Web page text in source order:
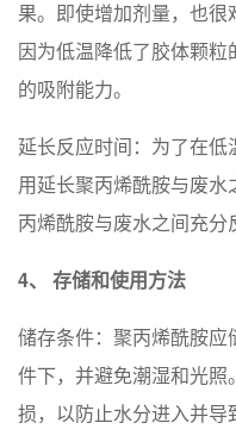
果。即使增加剂量，也
因为低温降低了胶体颗
的吸附能力。
延长反应时间：为了在
用延长聚丙烯酰胺与废
丙烯酰胺与废水之间充分
4、 存储和使用方法
储存条件：聚丙烯酰胺
件下，并避免潮湿和光
损，以防止水分进入并导